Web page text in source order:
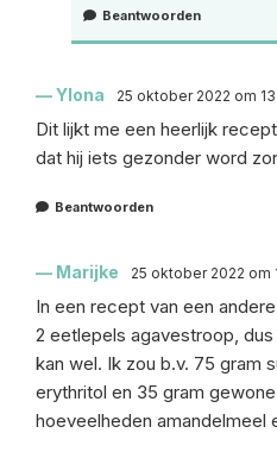
Beantwoorden
Ylona 25 oktober 2022 om
Dit lijkt me een heerlijk
dat hij iets gezonder word
Beantwoorden
Marijke 25 oktober 2022 om
In een recept van een
2 eetlepels agavestroop,
kan wel. Ik zou b.v. 75 gram
erythritol en 35 gram
hoeveelheden amandelmeel